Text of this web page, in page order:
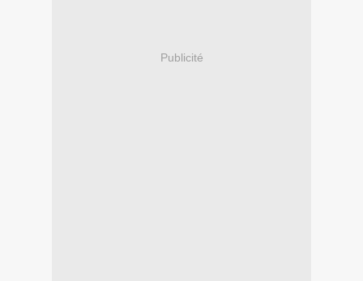
Publicité